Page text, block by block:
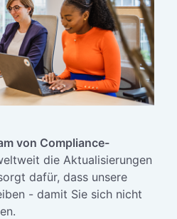
von Compliance-
die Aktualisierungen
dafür, dass unsere
- damit Sie sich nicht